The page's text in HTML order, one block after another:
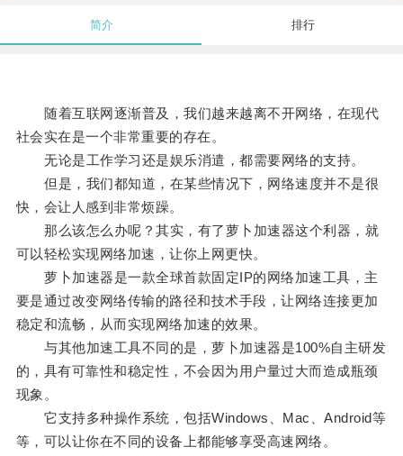
简介 排行
随着互联网逐渐普及，我们越来越离不开网络，在现代
社会实在是一个非常重要的存在。
无论是工作学习还是娱乐消遣，都需要网络的支持。
但是，我们都知道，在某些情况下，网络速度并不是很
快，会让人感到非常烦躁。
那么该怎么办呢？其实，有了萝卜加速器这个利器，就
可以轻松实现网络加速，让你上网更快。
萝卜加速器是一款全球首款固定IP的网络加速工具，主
要是通过改变网络传输的路径和技术手段，让网络连接更加
稳定和流畅，从而实现网络加速的效果。
与其他加速工具不同的是，萝卜加速器是100%自主研发
的，具有可靠性和稳定性，不会因为用户量过大而造成瓶颈
现象。
它支持多种操作系统，包括Windows、Mac、Android等
等，可以让你在不同的设备上都能够享受高速网络。